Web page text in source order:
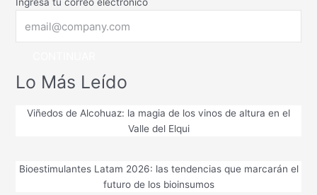
Ingresa tu correo electrónico
Lo Más Leído
Viñedos de Alcohuaz: la magia de los vinos de altura en el
Valle del Elqui
Bioestimulantes Latam 2026: las tendencias que marcarán el
futuro de los bioinsumos